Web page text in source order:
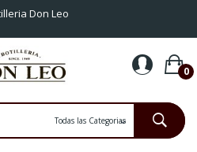
Don Leo
0